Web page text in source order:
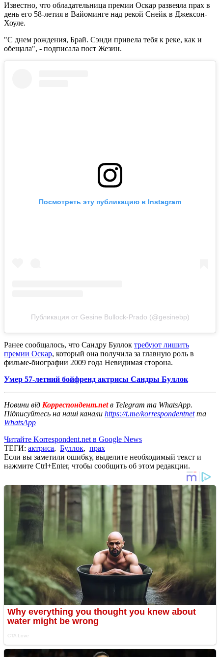
Известно, что обладательница премии Оскар развеяла прах в
день его 58-летия в Вайоминге над рекой Снейк в Джексон-
Хоуле.
"С днем рождения, Брай. Сэнди привела тебя к реке, как и
обещала", - подписала пост Жезин.
Посмотреть эту публикацию в Instagram
Публикация от Gesine Bullock-Prado (@gesinebp)
Ранее сообщалось, что Сандру Буллок требуют лишить
премии Оскар, который она получила за главную роль в
фильме-биографии 2009 года Невидимая сторона.
Умер 57-летний бойфренд актрисы Сандры Буллок
Новини від Корреспондент.netв Telegram та WhatsApp.
Підписуйтесь на наші канали https://t.me/korrespondentnetта
WhatsApp
Читайте Korrespondent.net в Google News
ТЕГИ: актриса, Буллок, прах
Если вы заметили ошибку, выделите необходимый текст и
нажмите Ctrl+Enter, чтобы сообщить об этом редакции.